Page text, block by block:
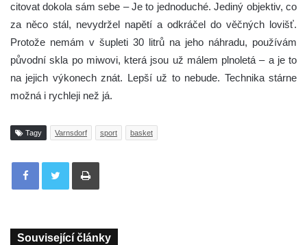
citovat dokola sám sebe – Je to jednoduché. Jediný objektiv, co
za něco stál, nevydržel napětí a odkráčel do věčných lovišť.
Protože nemám v šupleti 30 litrů na jeho náhradu, používám
původní skla po miwovi, která jsou už málem plnoletá – a je to
na jejich výkonech znát. Lepší už to nebude. Technika stárne
možná i rychleji než já.
Tagy Varnsdorf sport basket
Tisknout
Související články